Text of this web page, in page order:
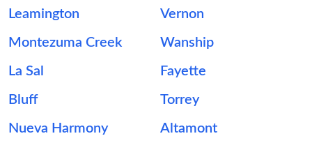
Leamington Vernon
Montezuma Creek Wanship
La Sal Fayette
Bluff Torrey
Nueva Harmony Altamont